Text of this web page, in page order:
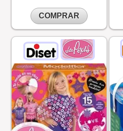
COMPRAR